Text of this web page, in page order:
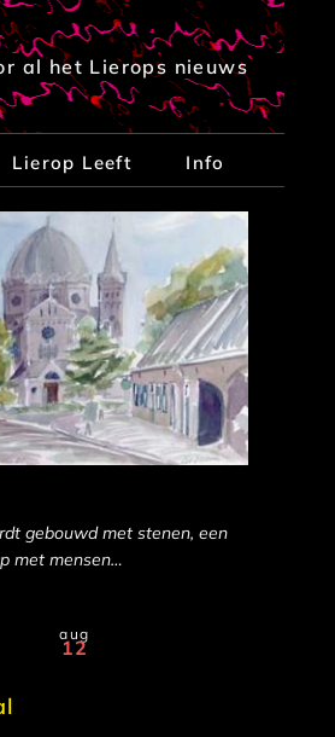
al het Lierops nieuws
Lierop Leeft Info
gebouwd met stenen, een
met mensen…
aug
12